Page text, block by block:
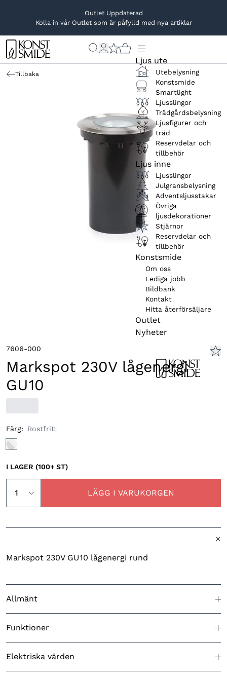
Outlet Uppdaterad
Kolla in vår Outlet som är påfylld med nya artiklar
Ljus ute
Utebelysning
Konstsmide
Smartlight
Ljusslingor
Trädgårdsbelysning
Ljusfigurer och
träd
Reservdelar och
tillbehör
Ljus inne
Ljusslingor
Julgransbelysning
Adventsljusstakar
Övriga
ljusdekorationer
Stjärnor
Reservdelar och
tillbehör
Konstsmide
Om oss
Lediga jobb
Bildbank
Kontakt
Hitta återförsäljare
Outlet
Nyheter
Tillbaka
7606-000
Markspot 230V lågenergi
GU10
Färg: Rostfritt
I LAGER (100+ ST)
LÄGG I VARUKORGEN
Markspot 230V GU10 lågenergi rund
Allmänt
Godkänd för utomhusbruk Ja
Färg (produkt) Rostfritt
Funktioner
Ingjutningsfäste ingår N/A
Skymningsrelä Nej
Elektriska värden